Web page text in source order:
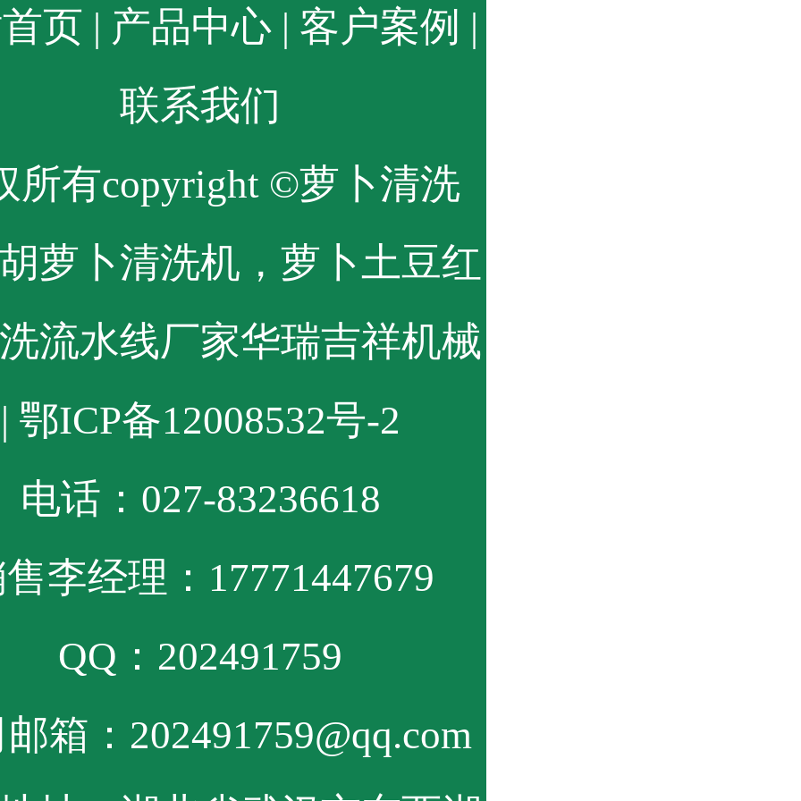
页 | 产品中心 | 客户案例 |
联系我们
所有copyright ©萝卜清洗
萝卜清洗机，萝卜土豆红
流水线厂家华瑞吉祥机械
| 鄂ICP备12008532号-2
电话：027-83236618
李经理：17771447679
QQ：202491759
箱：202491759@qq.com